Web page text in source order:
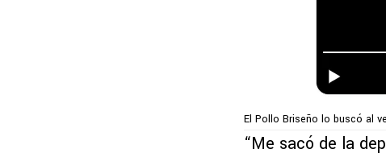
El Pollo Briseño lo buscó al
“Me sacó de la